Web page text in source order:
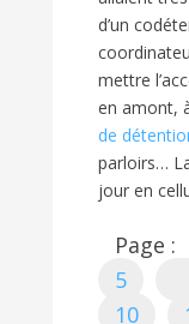
d’un
mettre
en amont,
de
parloirs…
jour en
Page :
5
10